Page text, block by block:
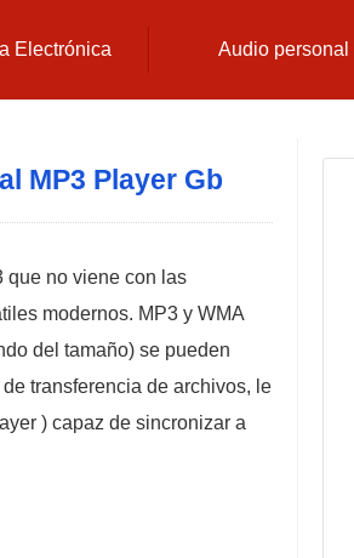
Electrónica Audio personal
MP3 Player Gb
que no viene con las
modernos. MP3 y WMA
del tamaño) se pueden
transferencia de archivos, le
) capaz de sincronizar a